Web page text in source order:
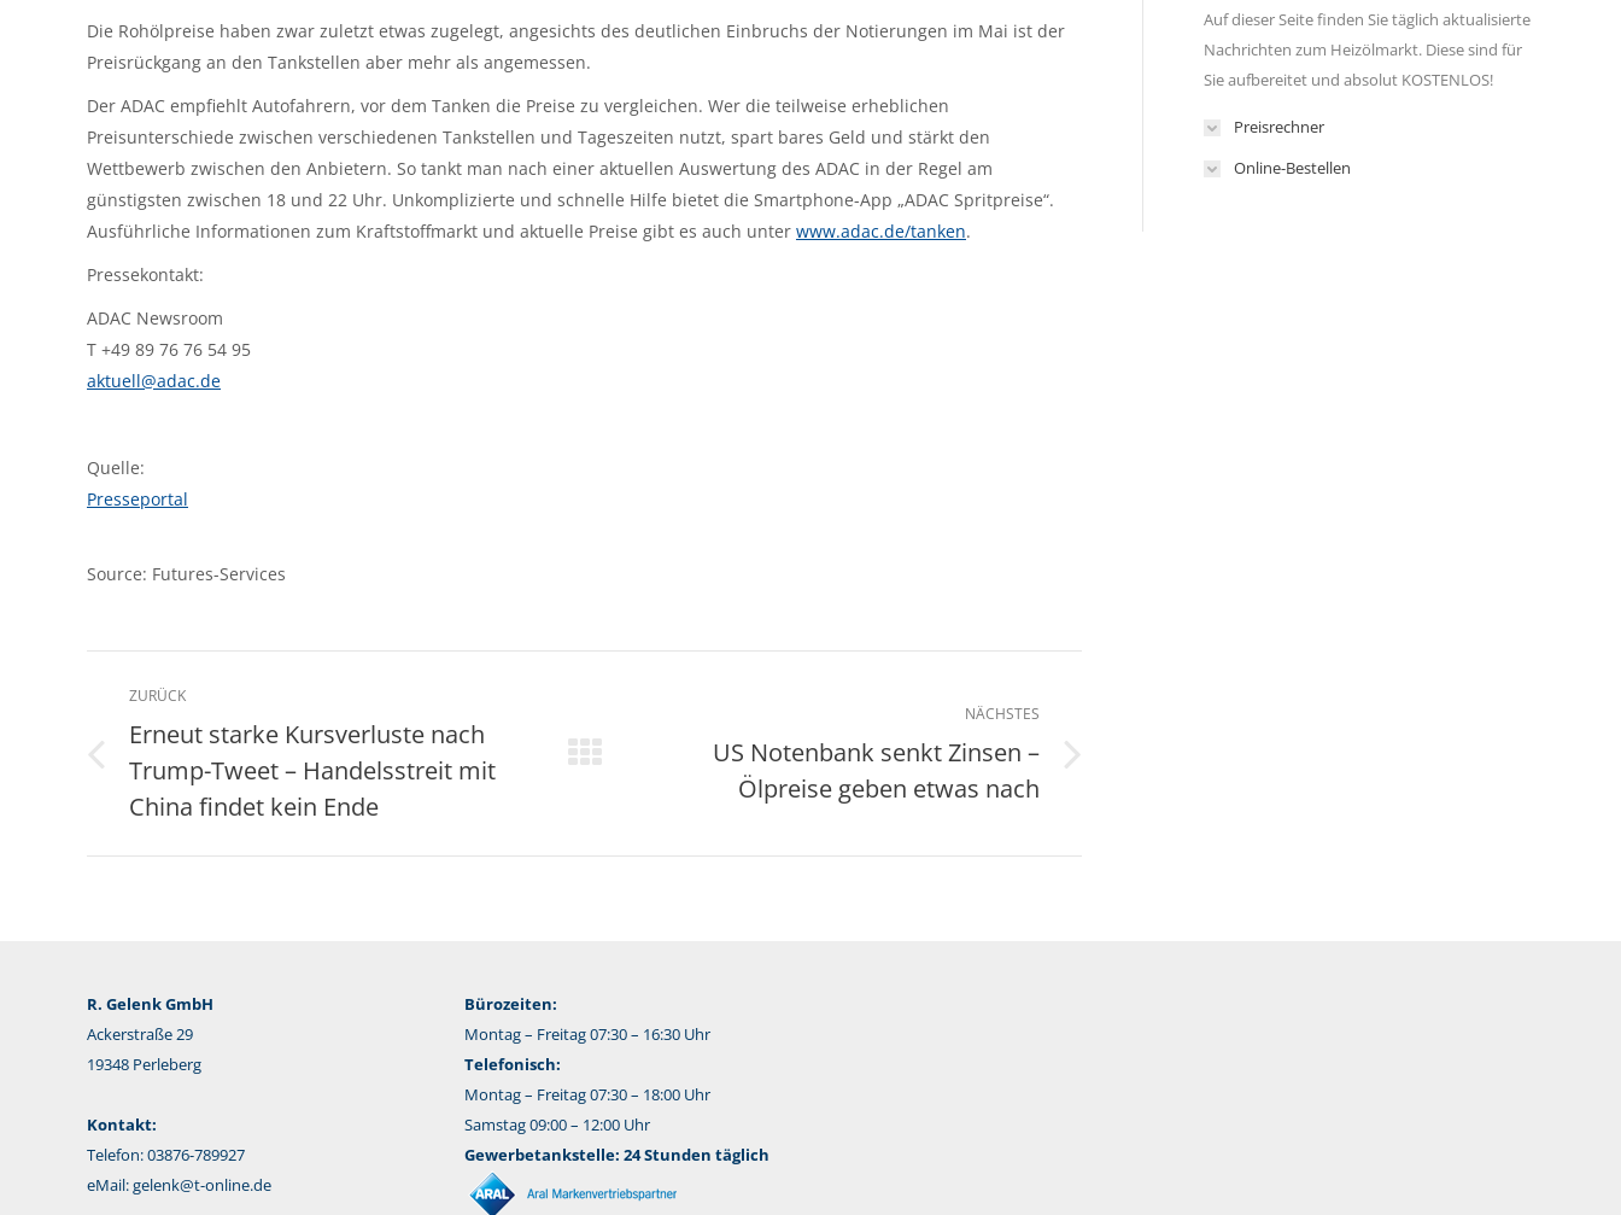
Die Rohölpreise haben zwar zuletzt etwas zugelegt, angesichts des deutlichen Einbruchs der Notierungen im Mai ist der
Preisrückgang an den Tankstellen aber mehr als angemessen.
Der ADAC empfiehlt Autofahrern, vor dem Tanken die Preise zu vergleichen. Wer die teilweise erheblichen
Preisunterschiede zwischen verschiedenen Tankstellen und Tageszeiten nutzt, spart bares Geld und stärkt den
Wettbewerb zwischen den Anbietern. So tankt man nach einer aktuellen Auswertung des ADAC in der Regel am
günstigsten zwischen 18 und 22 Uhr. Unkomplizierte und schnelle Hilfe bietet die Smartphone-App „ADAC Spritpreise“.
Ausführliche Informationen zum Kraftstoffmarkt und aktuelle Preise gibt es auch unter www.adac.de/tanken.
Pressekontakt:
ADAC Newsroom
T +49 89 76 76 54 95
aktuell@adac.de
Quelle:
Presseportal
Source: Futures-Services
Kommentarnavigation
ZURÜCK
Vorheriger
Beitrag:
Erneut starke Kursverluste nach
Trump-Tweet – Handelsstreit mit
China findet kein Ende
NÄCHSTES
US Notenbank senkt Zinsen –
Ölpreise geben etwas nach
Auf dieser Seite finden Sie täglich aktualisierte
Nachrichten zum Heizölmarkt. Diese sind für
Sie aufbereitet und absolut KOSTENLOS!
Preisrechner
Online-Bestellen
R. Gelenk GmbH
Ackerstraße 29
19348 Perleberg
Kontakt:
Telefon: 03876-789927
eMail:gelenk@t-online.de
Bürozeiten:
Montag – Freitag 07:30 – 16:30 Uhr
Telefonisch:
Montag – Freitag 07:30 – 18:00 Uhr
Samstag 09:00 – 12:00 Uhr
Gewerbetankstelle: 24 Stunden täglich